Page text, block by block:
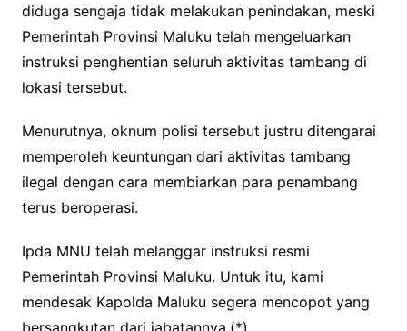
diduga sengaja tidak melakukan penindakan, meski
Pemerintah Provinsi Maluku telah mengeluarkan
instruksi penghentian seluruh aktivitas tambang di
lokasi tersebut.
Menurutnya, oknum polisi tersebut justru ditengarai
memperoleh keuntungan dari aktivitas tambang
ilegal dengan cara membiarkan para penambang
terus beroperasi.
Ipda MNU telah melanggar instruksi resmi
Pemerintah Provinsi Maluku. Untuk itu, kami
mendesak Kapolda Maluku segera mencopot yang
bersangkutan dari jabatannya.(*)